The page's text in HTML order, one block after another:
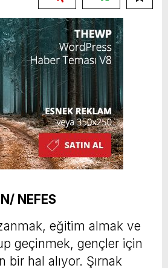
NEFES
eğitim almak ve
geçinmek, gençler için
bir hal alıyor. Şırnak